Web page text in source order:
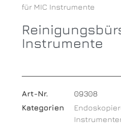
für MIC Instrumente
Instrumente
Art-Nr.
09308
Kategorien